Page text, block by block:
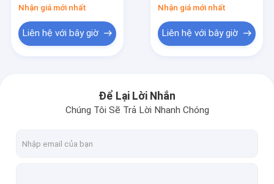
Yêu cầu báo giá
Ống có vây xoắn ốc
Ống vây nhôm
Nhận giá mới nhất
Liên hệ với bây giờ
Nhận giá mới nhất
Liên hệ với bây giờ
Để Lại Lời Nhắn
Chúng Tôi Sẽ Trả Lời Nhanh Chóng